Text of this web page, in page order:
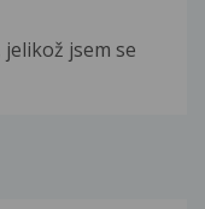
jsem se